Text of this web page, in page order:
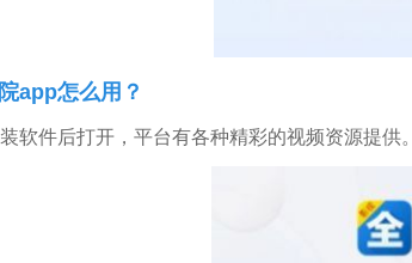
app怎么用？
软件后打开，平台有各种精彩的视频资源提供。